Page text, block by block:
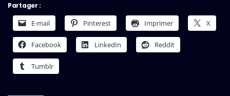
Partager :
E-mail Pinterest Imprimer X
Facebook LinkedIn Reddit
Tumblr